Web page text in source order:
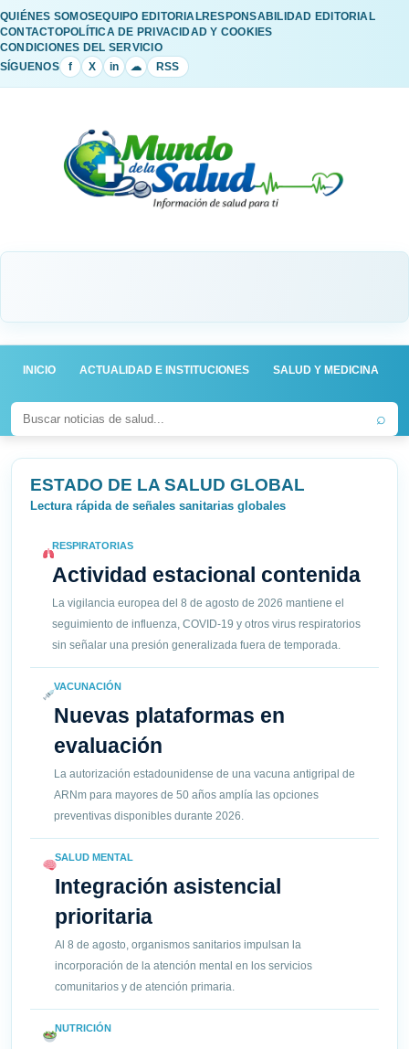
QUIÉNES SOMOSEQUIPO EDITORIALRESPONSABILIDAD EDITORIAL
CONTACTOPOLÍTICA DE PRIVACIDAD Y COOKIES
CONDICIONES DEL SERVICIO
SÍGUENOS
f X in ☁ RSS
INICIO ACTUALIDAD E INSTITUCIONES SALUD Y MEDICINA
⌕
ESTADO DE LA SALUD GLOBAL
Lectura rápida de señales sanitarias globales
RESPIRATORIAS
Actividad estacional contenida
La vigilancia europea del 8 de agosto de 2026 mantiene el
seguimiento de influenza, COVID-19 y otros virus respiratorios
sin señalar una presión generalizada fuera de temporada.
VACUNACIÓN
Nuevas plataformas en
evaluación
La autorización estadounidense de una vacuna antigripal de
ARNm para mayores de 50 años amplía las opciones
preventivas disponibles durante 2026.
SALUD MENTAL
Integración asistencial
prioritaria
Al 8 de agosto, organismos sanitarios impulsan la
incorporación de la atención mental en los servicios
comunitarios y de atención primaria.
NUTRICIÓN